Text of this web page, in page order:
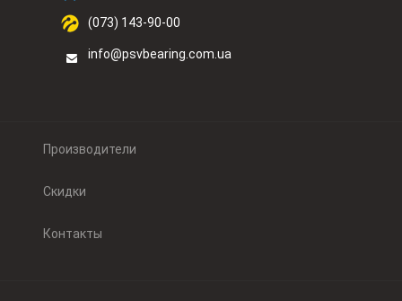
(073) 143-90-00
info@psvbearing.com.ua
Производители
Скидки
Контакты